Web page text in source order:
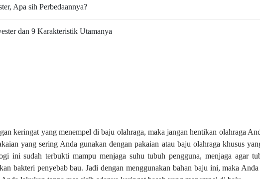
Apa sih Perbedaannya?
dan 9 Karakteristik Utamanya
keringat yang menempel di baju olahraga, maka jangan hentikan olahraga
yang sering Anda gunakan dengan pakaian atau baju olahraga khusus
ini sudah terbukti mampu menjaga suhu tubuh pengguna, menjaga agar
bakteri penyebab bau. Jadi dengan menggunakan bahan baju ini, maka